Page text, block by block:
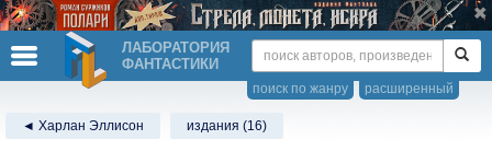
ЛАБОРАТОРИЯ
ФАНТАСТИКИ
расширенный
поиск по жанру
◄ Харлан Эллисон издания (16)